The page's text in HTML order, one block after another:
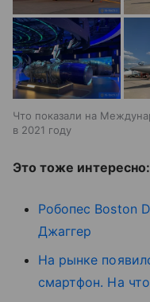
Что показали на
в 2021 году
Это тоже интересно:
Робопес Boston
Джаггер
На рынке
смартфон. На